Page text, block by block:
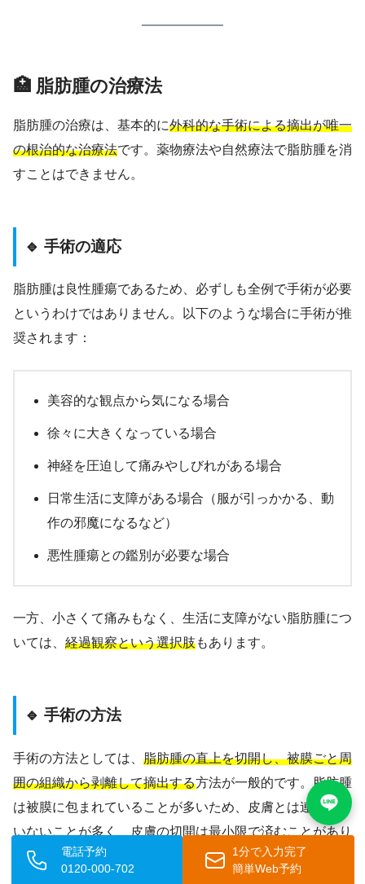
🏥 脂肪腫の治療法
脂肪腫の治療は、基本的に外科的な手術による摘出が唯一
の根治的な治療法です。薬物療法や自然療法で脂肪腫を消
すことはできません。
🔹 手術の適応
脂肪腫は良性腫瘍であるため、必ずしも全例で手術が必要
というわけではありません。以下のような場合に手術が推
奨されます：
美容的な観点から気になる場合
徐々に大きくなっている場合
神経を圧迫して痛みやしびれがある場合
日常生活に支障がある場合（服が引っかかる、動
作の邪魔になるなど）
悪性腫瘍との鑑別が必要な場合
一方、小さくて痛みもなく、生活に支障がない脂肪腫につ
いては、 経過観察という選択肢もあります。
🔹 手術の方法
手術の方法としては、 脂肪腫の直上を切開し、被膜ごと周
囲の組織から剥離して摘出する方法が一般的です。脂肪腫
は被膜に包まれていることが多いため、皮膚とは連続して
いないことが多く、皮膚の切開は最小限で済むことがあり
ます。
電話予約
0120-000-702
1分で入力完了
簡単Web予約